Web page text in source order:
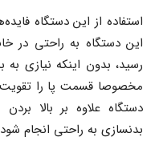
استفاده از این دستگاه
این دستگاه به راحتی در
رسید، بدون اینکه نیازی
مخصوصا قسمت پا را تقویت
دستگاه علاوه بر بالا
بدنسازی به راحتی انجام